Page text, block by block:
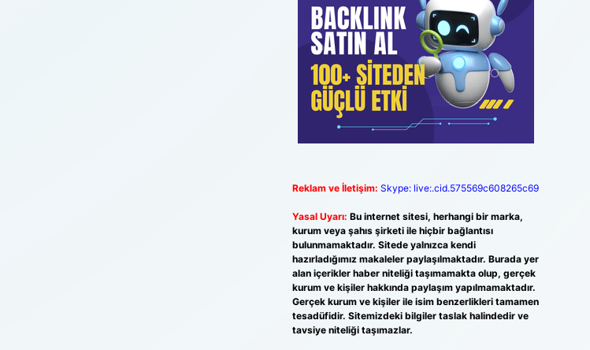
Reklam ve İletişim: Skype: live:.cid.575569c608265c69
Yasal Uyarı: Bu internet sitesi, herhangi bir marka,
kurum veya şahıs şirketi ile hiçbir bağlantısı
bulunmamaktadır. Sitede yalnızca kendi
hazırladığımız makaleler paylaşılmaktadır. Burada yer
alan içerikler haber niteliği taşımamakta olup, gerçek
kurum ve kişiler hakkında paylaşım yapılmamaktadır.
Gerçek kurum ve kişiler ile isim benzerlikleri tamamen
tesadüfidir. Sitemizdeki bilgiler taslak halindedir ve
tavsiye niteliği taşımazlar.